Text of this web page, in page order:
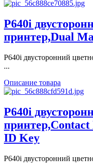
P640i
принтер,Dual
P640i двусторонний
...
Описание товара
P640i
ID Key
P640i двусторонний